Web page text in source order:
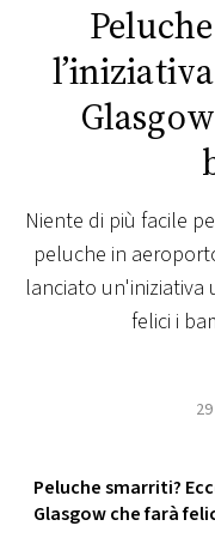
TV
PRINCIPATO
RMC
CONSIGLIA
Niente di più facile
peluche in
lanciato un'iniziativa
felici i
Peluche smarriti?
Glasgow che farà